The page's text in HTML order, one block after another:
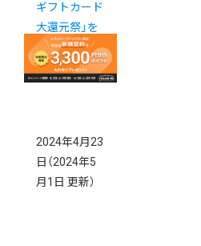
ギフトカード
大還元祭」を
販促に活用し
ましょう！
2024年4月23
日 （2024年5
月1日 更新）